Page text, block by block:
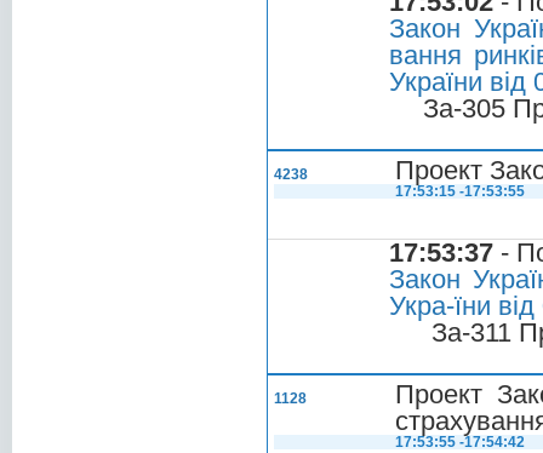
Закон
вання
України
За-305
4238 Проект
17:53:15 -17:53:55
17:53:37 -
Закон
Укра-їни
За-311
1128
Проект
17:53:55 -17:54:42